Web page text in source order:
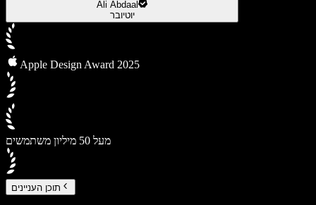
Ali Abdaal
יוטיובר
Apple Design Award 2025
מעל 50 מיליון משתמשים
תוכן העניינים